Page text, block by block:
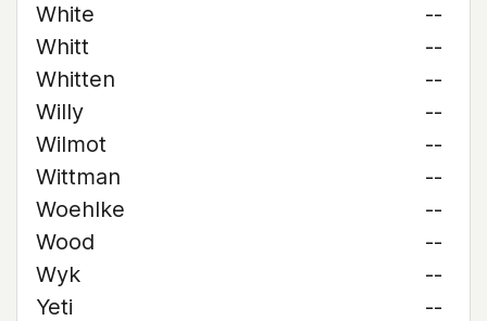
White
--
Whitt
--
Whitten
--
Willy
--
Wilmot
--
Wittman
--
Woehlke
--
Wood
--
Wyk
--
Yeti
--